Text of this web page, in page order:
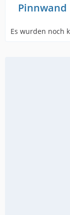
Pinnwand
Es wurden noch